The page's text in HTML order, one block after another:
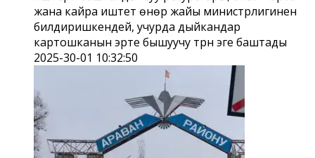
жана кайра иштетүү өнөр жайы министрлигинен
билдиришкендей, учурда дыйкандар
картошканын эрте бышуучу түрүн эге баштады
2025-30-01 10:32:50